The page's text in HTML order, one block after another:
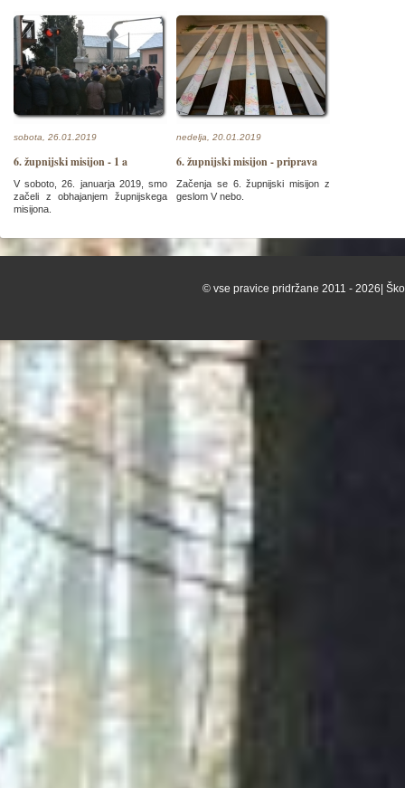
sobota, 26.01.2019
6. župnijski misijon - 1 a
V soboto, 26. januarja 2019, smo
začeli z obhajanjem župnijskega
misijona.
nedelja, 20.01.2019
6. župnijski misijon - priprava
Začenja se 6. župnijski misijon z
geslom V nebo.
© vse pravice pridržane 2011 - 2026|